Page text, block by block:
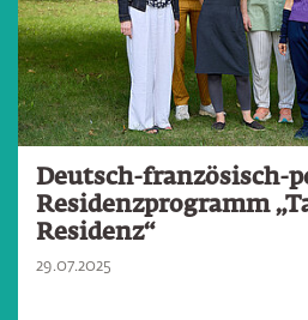
Deutsch-französisch-
Residenzprogramm
Residenz“
29.07.2025